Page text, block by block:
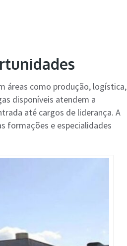
áreas como produção, logística,
disponíveis atendem a
até cargos de liderança. A
formações e especialidades